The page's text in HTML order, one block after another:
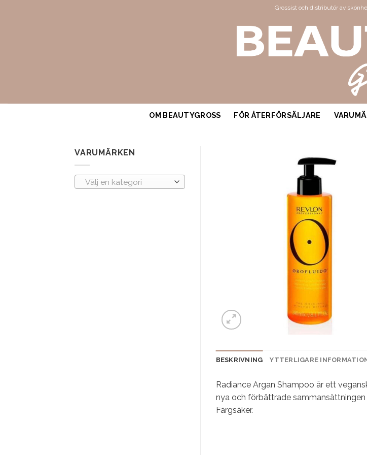
Grossist och distributör av
OM BEAUTYGROSS FÖR ÅTERFÖRSÄLJARE
VARUMÄRKEN
Välj en kategori
BESKRIVNING YTTERLIGARE
Radiance Argan Shampoo är ett
nya och förbättrade
Färgsäker.